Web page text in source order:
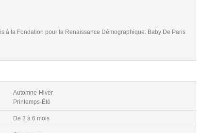
à la Fondation pour la Renaissance Démographique. Baby De Paris
Automne-Hiver
Printemps-Été
De 3 à 6 mois